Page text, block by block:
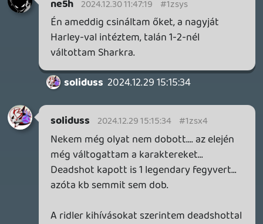
Ha ez megnyugtat én is megvettem.
Decemberben nyomjuk majd haverral,
megnézzük mennyire lesz borzalmas 😀
Bár szerintem elleszek vele. Captain
Boomerang lesz az emberem azt már
tudom.
soliduss 2024.11.27 10:23:09
ne5h 2024.11.27 11:10:03 #1zpo3
megfogalmazás, hogy a sztori nem OLYAN
rossz, mint a játék többi része. Mert
illúzióid ne legyenek, az sem jó.
soliduss 2024.11.27 10:23:09
soliduss 2024.11.27 10:23:09 #1zpnz